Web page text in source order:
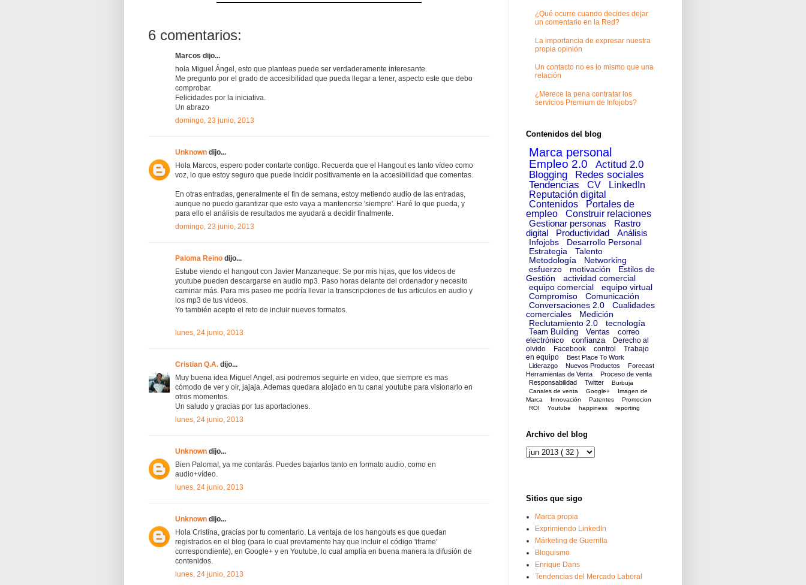
6 comentarios:
Marcos dijo...
hola Miguel Ángel, esto que planteas puede ser verdaderamente interesante.
Me pregunto por el grado de accesibilidad que pueda llegar a tener, aspecto este que debo
comprobar.
Felicidades por la iniciativa.
Un abrazo
domingo, 23 junio, 2013
Unknown dijo...
Hola Marcos, espero poder contarte contigo. Recuerda que el Hangout es tanto vídeo como
voz, lo que estoy seguro que puede incidir positivamente en la accesibilidad que comentas.
En otras entradas, generalmente el fin de semana, estoy metiendo audio de las entradas,
aunque no puedo garantizar que esto vaya a mantenerse 'siempre'. Haré lo que pueda, y
para ello el análisis de resultados me ayudará a decidir finalmente.
domingo, 23 junio, 2013
Paloma Reino dijo...
Estube viendo el hangout con Javier Manzaneque. Se por mis hijas, que los videos de
youtube pueden descargarse en audio mp3. Paso horas delante del ordenador y necesito
caminar más. Para mis paseo me podría llevar la transcripciones de tus articulos en audio y
los mp3 de tus videos.
Yo también acepto el reto de incluir nuevos formatos.
lunes, 24 junio, 2013
Cristian Q.A. dijo...
Muy buena idea Miguel Angel, asi podremos seguirte en video, que siempre es mas
cómodo de ver y oir, jajaja. Ademas quedara alojado en tu canal youtube para visionarlo en
otros momentos.
Un saludo y gracias por tus aportaciones.
lunes, 24 junio, 2013
Unknown dijo...
Bien Paloma!, ya me contarás. Puedes bajarlos tanto en formato audio, como en
audio+vídeo.
lunes, 24 junio, 2013
Unknown dijo...
Hola Cristina, gracias por tu comentario. La ventaja de los hangouts es que quedan
registrados en el blog (para lo cual previamente hay que incluir el código 'iframe'
correspondiente), en Google+ y en Youtube, lo cual amplía en buena manera la difusión de
contenidos.
lunes, 24 junio, 2013
¿Qué ocurre cuando decides dejar
un comentario en la Red?
La importancia de expresar nuestra
propia opinión
Un contacto no es lo mismo que una
relación
¿Merece la pena contratar los
servicios Premium de Infojobs?
Contenidos del blog
Marca personal
Empleo 2.0
Actitud 2.0
Blogging
Redes sociales
Tendencias
CV
LinkedIn
Reputación digital
Contenidos
Portales de
empleo
Construir relaciones
Gestionar personas
Rastro
digital
Productividad Análisis
Infojobs
Desarrollo Personal
Estrategia
Talento
Metodología
Networking
esfuerzo
motivación
Estilos de
Gestión
actividad comercial
equipo comercial
equipo virtual
Compromiso
Comunicación
Conversaciones 2.0
Cualidades
comerciales
Medición
Reclutamiento 2.0
tecnología
Team Building Ventas
correo
electrónico
confianza
Derecho al
olvido
Facebook control
Trabajo
en equipo
Best Place To Work
Liderazgo
Nuevos Productos
Forecast
Herramientas de Venta
Proceso de venta
Responsabilidad
Twitter
Burbuja
Canales de venta
Google+
Imagen de
Marca
Innovación Patentes
Promocion
ROI
Youtube happiness reporting
Archivo del blog
Sitios que sigo
Marca propia
Exprimiendo LinkedIn
Márketing de Guerrilla
Bloguismo
Enrique Dans
Tendencias del Mercado Laboral